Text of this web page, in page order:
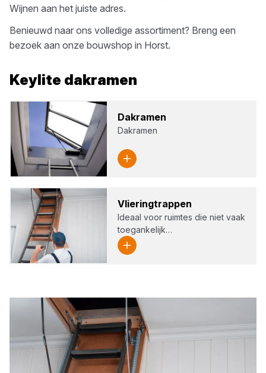
Wijnen aan het juiste adres.
Benieuwd naar ons volledige assortiment? Breng een
bezoek aan onze bouwshop in Horst.
Keylite dakramen
Dak­ra­men
Dakramen
Vlie­ring­trap­pen
Ideaal voor ruimtes die niet vaak
toegankelijk…